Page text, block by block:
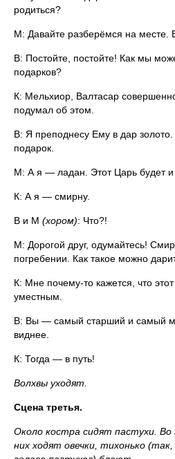
родиться?
М: Давайте разберёмся на месте.
В: Постойте, постойте! Как мы
подарков?
К: Мельхиор, Валтасар
подумал об этом.
В: Я преподнесу Ему в дар
подарок.
М: А я — ладан. Этот Царь будет и
К: А я — смирну.
В и М (хором): Что?!
М: Дорогой друг, одумайтесь!
погребении. Как такое можно
К: Мне почему-то кажется, что
уместным.
В: Вы — самый старший и самый
виднее.
К: Тогда — в путь!
Волхвы уходят.
Сцена третья.
Около костра сидят пастухи. Во
них ходят овечки, тихонько